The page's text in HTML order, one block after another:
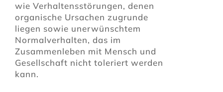
wie Verhaltensstörungen, denen
organische Ursachen zugrunde
liegen sowie unerwünschtem
Normalverhalten, das im
Zusammenleben mit Mensch und
Gesellschaft nicht toleriert werden
kann.